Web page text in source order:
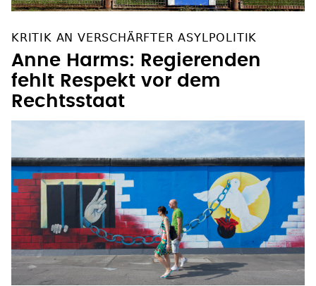
KRITIK AN VERSCHÄRFTER ASYLPOLITIK
Anne Harms: Regierenden
fehlt Respekt vor dem
Rechtsstaat